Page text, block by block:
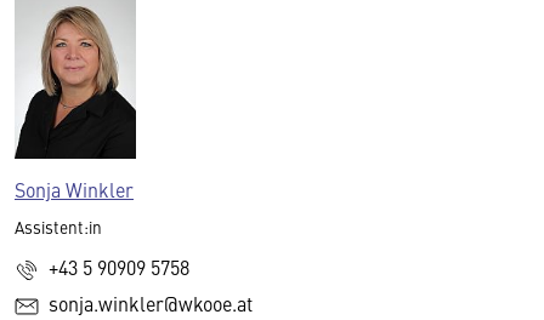
Sonja Winkler
Assistent:in
+43 5 90909 5758
sonja.winkler@wkooe.at